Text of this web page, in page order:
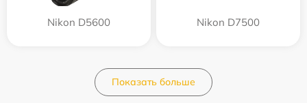
Nikon D5600 Nikon D7500
Показать больше